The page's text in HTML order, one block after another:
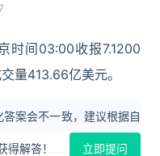
时间03:00收报7.1200
量413.66亿美元。
案会不一致，建议根据自
解答！ 立即提问